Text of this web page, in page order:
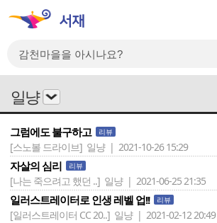
일냥
그럼에도 불구하고 리뷰
[스노볼 드라이브] 일냥 | 2021-10-26 15:29
자살의 심리 리뷰
[나는 죽으려고 했던 ..] 일냥 | 2021-06-25 21:35
일러스트레이터로 인생 레벨 업!! 리뷰
[일러스트레이터 CC 20..] 일냥 | 2021-02-12 20:49